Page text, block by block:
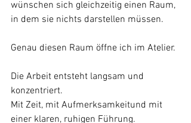
wünschen sich gleichzeitig einen Raum,
in dem sie nichts darstellen müssen.
Genau diesen Raum öffne ich im Atelier.
Die Arbeit entsteht langsam und
konzentriert.
Mit Zeit, mit Aufmerksamkeitund mit
einer klaren, ruhigen Führung.